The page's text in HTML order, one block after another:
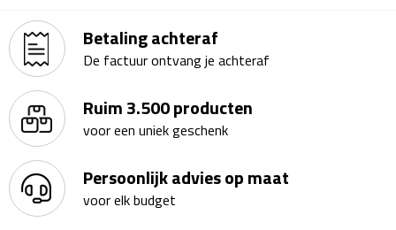
Beurs & Evenementen
Banners
Barmatten
Naambadges & naamkaarthouders
Stickers
Betaling achteraf
De factuur ontvang je achteraf
Ruim 3.500 producten
voor een uniek geschenk
Persoonlijk advies op maat
voor elk budget